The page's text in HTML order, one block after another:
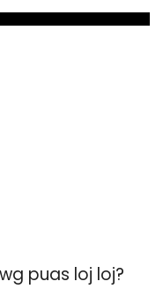
puas loj loj?